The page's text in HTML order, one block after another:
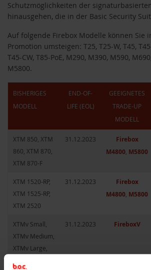
Schutzmöglichkeiten der
hinausgehen, die in der Basic Security
Auf folgende Firebox Modelle können Sie
Promotion umsteigen: T25, T25-W, T45,
T45-CW, T85-PoE, M290, M390, M590,
M5800.
BISHERIGES
MODELL
END-OF-
LIFE (EOL)
GEEIGNETES
TRADE-UP
MODELL
XTM 850, XTM
860, XTM 870,
XTM 870-F
31.12.2023
Firebox
M4800 M5800
XTM 1520-RP,
XTM 1525-RP,
XTM 2520
31.12.2023
Firebox
M4800 M5800
XTMv Small,
XTMv Medium,
XTMv Large,
31.12.2023 FireboxV